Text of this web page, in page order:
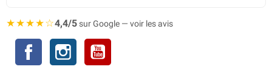
★★★★☆4,4/5sur Google — voir les avis
Facebook Instagram